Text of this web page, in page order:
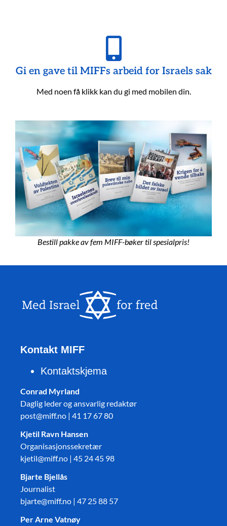
Gi en gave til MIFFs arbeid for Israels sak
Med noen få klikk kan du gi med mobilen din.
Bestill pakke av fem MIFF-bøker til spesialpris!
Kontakt MIFF
Kontaktskjema
Conrad Myrland
Daglig leder og ansvarlig redaktør
post@miff.no | 41 17 67 80
Kjetil Ravn Hansen
Organisasjonssekretær
kjetil@miff.no | 45 24 45 98
Bjarte Bjellås
Journalist
bjarte@miff.no | 47 25 88 57
Per Arne Vatnøy